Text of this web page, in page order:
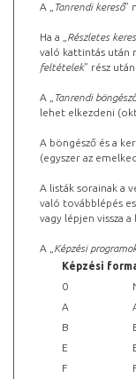
A „ Tanrendi kereső”
Ha a „ Részletes
való kattintás után
feltételek” rész
A „ Tanrendi böngésző
lehet elkezdeni
A böngésző és a
(egyszer az
A listák sorainak a
való továbblépés
vagy lépjen vissza
A „ Képzési
Képzési
0
A
B
E
F